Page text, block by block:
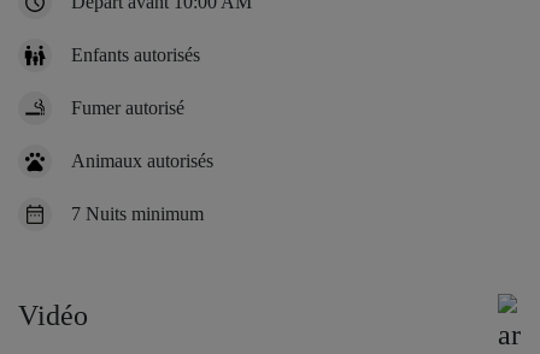
Enfants autorisés
Fumer autorisé
Animaux autorisés
7 Nuits minimum
Vidéo